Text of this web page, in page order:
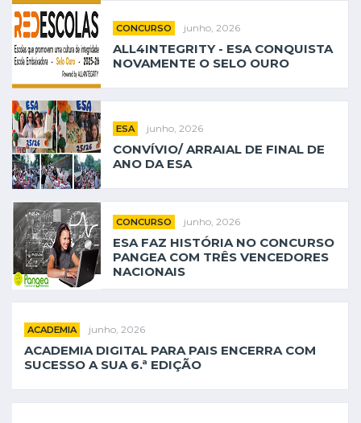
CONCURSO junho, 2026
ALL4INTEGRITY - ESA CONQUISTA
NOVAMENTE O SELO OURO
ESA junho, 2026
CONVÍVIO/ ARRAIAL DE FINAL DE
ANO DA ESA
CONCURSO junho, 2026
ESA FAZ HISTÓRIA NO CONCURSO
PANGEA COM TRÊS VENCEDORES
NACIONAIS
ACADEMIA junho, 2026
ACADEMIA DIGITAL PARA PAIS ENCERRA COM
SUCESSO A SUA 6.ª EDIÇÃO